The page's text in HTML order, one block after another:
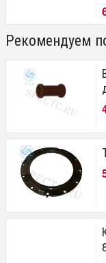
Рекомендуем